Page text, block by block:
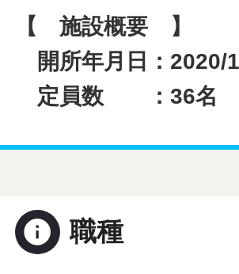
【 施設概要 】
開所年月日：2020/
定員数 ：36名
info 職種